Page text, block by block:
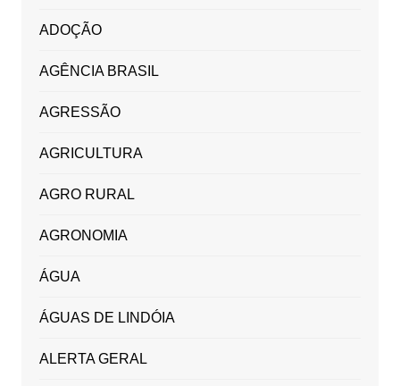
ADOÇÃO
AGÊNCIA BRASIL
AGRESSÃO
AGRICULTURA
AGRO RURAL
AGRONOMIA
ÁGUA
ÁGUAS DE LINDÓIA
ALERTA GERAL